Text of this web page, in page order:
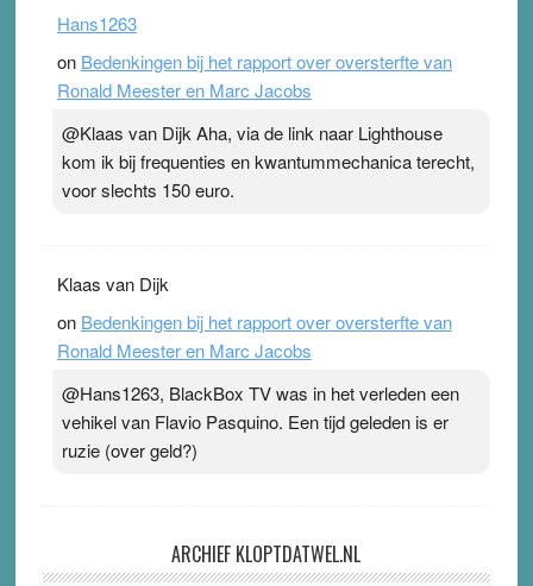
Hans1263
on Bedenkingen bij het rapport over oversterfte van
Ronald Meester en Marc Jacobs
@Klaas van Dijk Aha, via de link naar Lighthouse
kom ik bij frequenties en kwantummechanica terecht,
voor slechts 150 euro.
Klaas van Dijk
on Bedenkingen bij het rapport over oversterfte van
Ronald Meester en Marc Jacobs
@Hans1263, BlackBox TV was in het verleden een
vehikel van Flavio Pasquino. Een tijd geleden is er
ruzie (over geld?)
ARCHIEF KLOPTDATWEL.NL